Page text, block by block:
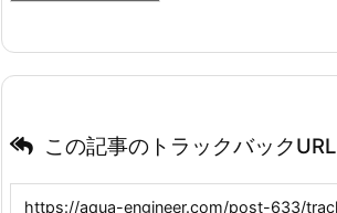
この記事のトラックバックURL